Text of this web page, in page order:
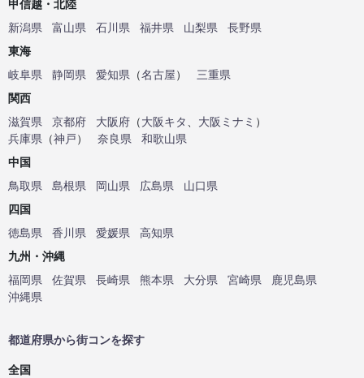
甲信越・北陸
新潟県
富山県 石川県 福井県 山梨県
長野県
東海
岐阜県
静岡県 愛知県 （名古屋）
三重県
関西
滋賀県
京都府 大阪府 （大阪キタ 大阪ミナミ ）
兵庫県 （神戸） 奈良県
和歌山県
中国
鳥取県
島根県 岡山県 広島県
山口県
四国
徳島県
香川県 愛媛県
高知県
九州・沖縄
福岡県
佐賀県 長崎県 熊本県 大分県 宮崎県
鹿児島県
沖縄県
都道府県から街コンを探す
全国